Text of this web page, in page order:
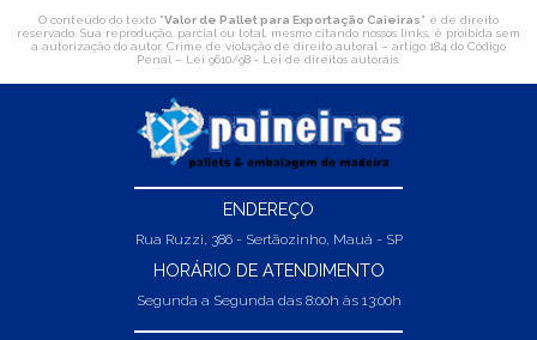
O conteúdo do texto "Valor de Pallet para Exportação Caieiras" é de direito
reservado. Sua reprodução, parcial ou total, mesmo citando nossos links, é proibida sem
a autorização do autor. Crime de violação de direito autoral – artigo 184 do Código
Penal – Lei 9610/98 - Lei de direitos autorais
ENDEREÇO
Rua Ruzzi, 386 - Sertãozinho, Mauá - SP
HORÁRIO DE ATENDIMENTO
Segunda a Segunda das 8:00h às 13:00h